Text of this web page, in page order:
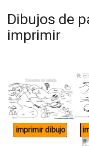
Dibujos de
imprimir